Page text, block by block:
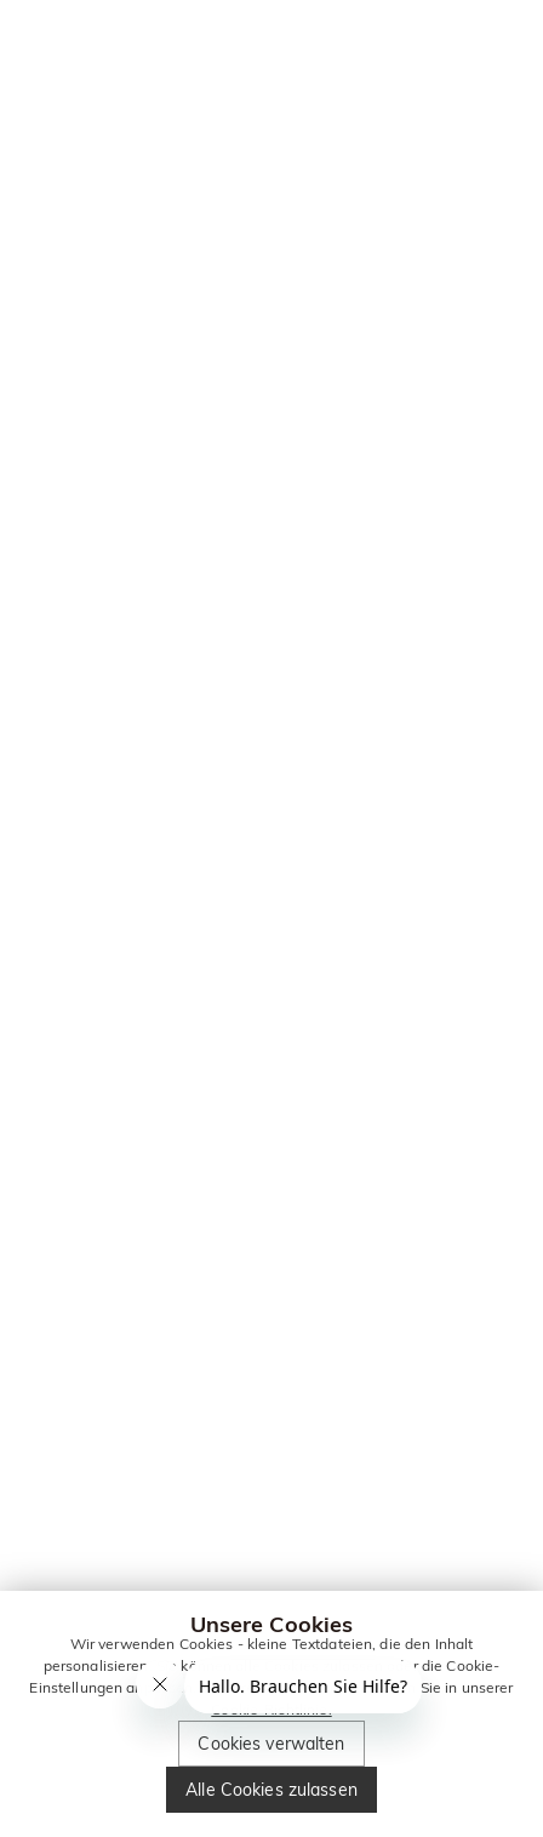
Unsere Cookies
Wir verwenden Cookies - kleine Textdateien, die den Inhalt
personalisieren. Sie können alle Cookies zulassen oder die Cookie-
Einstellungen anpassen. Weitere Informationen erhalten Sie in unserer
Cookie-Richtlinie.
Cookies verwalten
Alle Cookies zulassen